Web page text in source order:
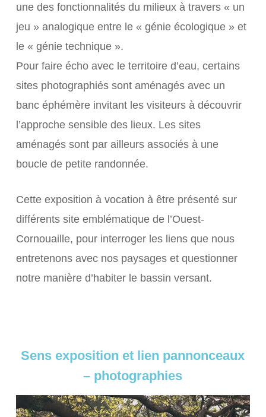
une des fonctionnalités du milieux à travers « un
jeu » analogique entre le « génie écologique » et
le « génie technique ».
Pour faire écho avec le territoire d’eau, certains
sites photographiés sont aménagés avec un
banc éphémère invitant les visiteurs à découvrir
l’approche sensible des lieux. Les sites
aménagés sont par ailleurs associés à une
boucle de petite randonnée.
Cette exposition à vocation à être présenté sur
différents site emblématique de l’Ouest-
Cornouaille, pour interroger les liens que nous
entretenons avec nos paysages et questionner
notre manière d’habiter le bassin versant.
Sens exposition et lien pannonceaux
– photographies